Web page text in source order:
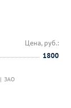
ЗАО
Цена, руб.:
1800